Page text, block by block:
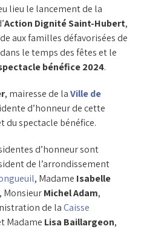
lieu le lancement de la
Action Dignité Saint-Hubert,
aux familles défavorisées de
le temps des fêtes et le
bénéfice 2024.
, mairesse de laVille de
d’honneur de cette
du spectacle bénéfice.
d’honneur sont
de l’arrondissement
, Madame Isabelle
MonsieurMichel Adam,
de laCaisse
Madame Lisa Baillargeon,